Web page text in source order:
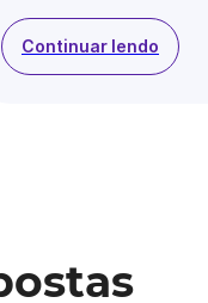
Continuar lendo